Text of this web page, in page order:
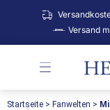
Versand
Startseite > Fanwelten >